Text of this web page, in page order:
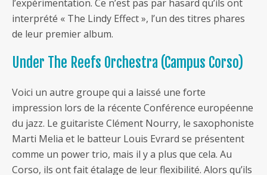
l’expérimentation. Ce n’est pas par hasard qu’ils ont
interprété « The Lindy Effect », l’un des titres phares
de leur premier album.
Under The Reefs Orchestra (Campus Corso)
Voici un autre groupe qui a laissé une forte
impression lors de la récente Conférence européenne
du jazz. Le guitariste Clément Nourry, le saxophoniste
Marti Melia et le batteur Louis Evrard se présentent
comme un power trio, mais il y a plus que cela. Au
Corso, ils ont fait étalage de leur flexibilité. Alors qu’ils